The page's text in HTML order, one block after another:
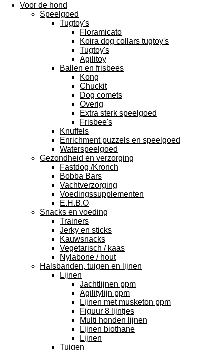
Voor de hond
Speelgoed
Tugtoy's
Floramicato
Koira dog collars tugtoy's
Tugtoy's
Agilitoy
Ballen en frisbees
Kong
Chuckit
Dog comets
Overig
Extra sterk speelgoed
Frisbee's
Knuffels
Enrichment puzzels en speelgoed
Waterspeelgoed
Gezondheid en verzorging
Fastdog /Kronch
Bobba Bars
Vachtverzorging
Voedingssupplementen
E.H.B.O
Snacks en voeding
Trainers
Jerky en sticks
Kauwsnacks
Vegetarisch / kaas
Nylabone / hout
Halsbanden, tuigen en lijnen
Lijnen
Jachtlijnen ppm
Agilitylijn ppm
Lijnen met musketon ppm
Figuur 8 lijntjes
Multi honden lijnen
Lijnen biothane
Lijnen
Tuigen